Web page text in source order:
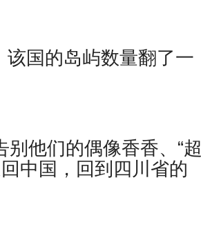
国的岛屿数量翻了一
他们的偶像香香、“超
中国，回到四川省的